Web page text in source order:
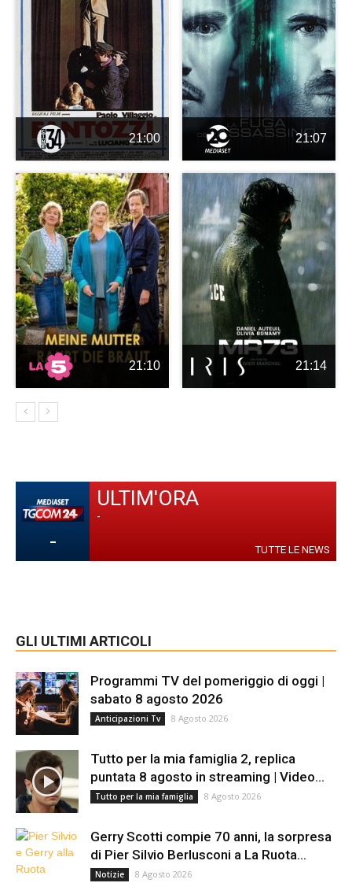
21:00 21:07
21:10 21:14
-
ULTIM'ORA
-
TUTTE LE NEWS
GLI ULTIMI ARTICOLI
Programmi TV del pomeriggio di oggi |
sabato 8 agosto 2026
Anticipazioni Tv 8 Agosto 2026
Tutto per la mia famiglia 2, replica
puntata 8 agosto in streaming | Video...
Tutto per la mia famiglia 8 Agosto 2026
Gerry Scotti compie 70 anni, la sorpresa
di Pier Silvio Berlusconi a La Ruota...
Notizie 8 Agosto 2026